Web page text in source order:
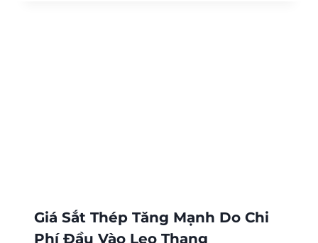
Giá Sắt Thép Tăng Mạnh Do Chi
Phí Đầu Vào Leo Thang